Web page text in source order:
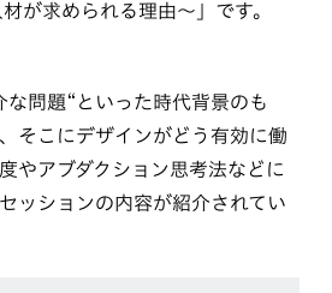
が求められる理由〜」です。
問題“といった時代背景のも
そこにデザインがどう有効に働
やアブダクション思考法などに
ッションの内容が紹介されてい